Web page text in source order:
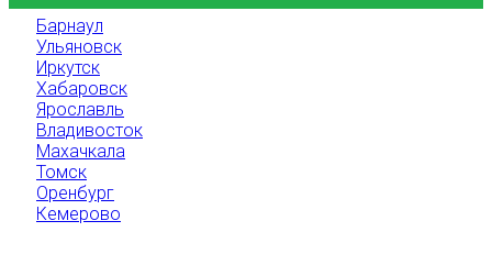
Барнаул
Ульяновск
Иркутск
Хабаровск
Ярославль
Владивосток
Махачкала
Томск
Оренбург
Кемерово